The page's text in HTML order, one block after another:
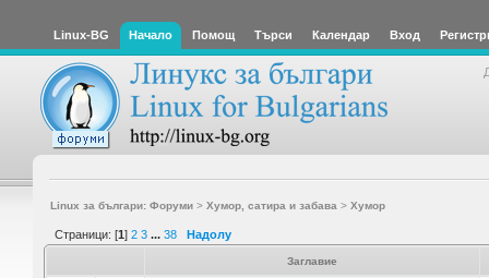
Linux-BG Начало Помощ Търси Календар Вход
Linux за българи: Форуми> Хумор, сатира и забава > Хумор
Страници: [1] 2 3 ... 38 Надолу
Заглавие